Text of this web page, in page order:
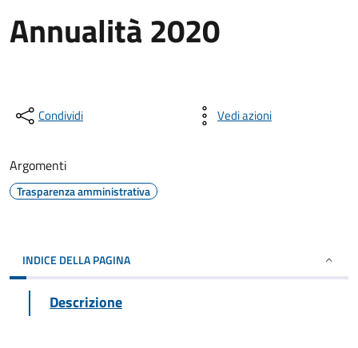
Annualità 2020
Condividi Vedi azioni
Argomenti
Trasparenza amministrativa
INDICE DELLA PAGINA
Descrizione